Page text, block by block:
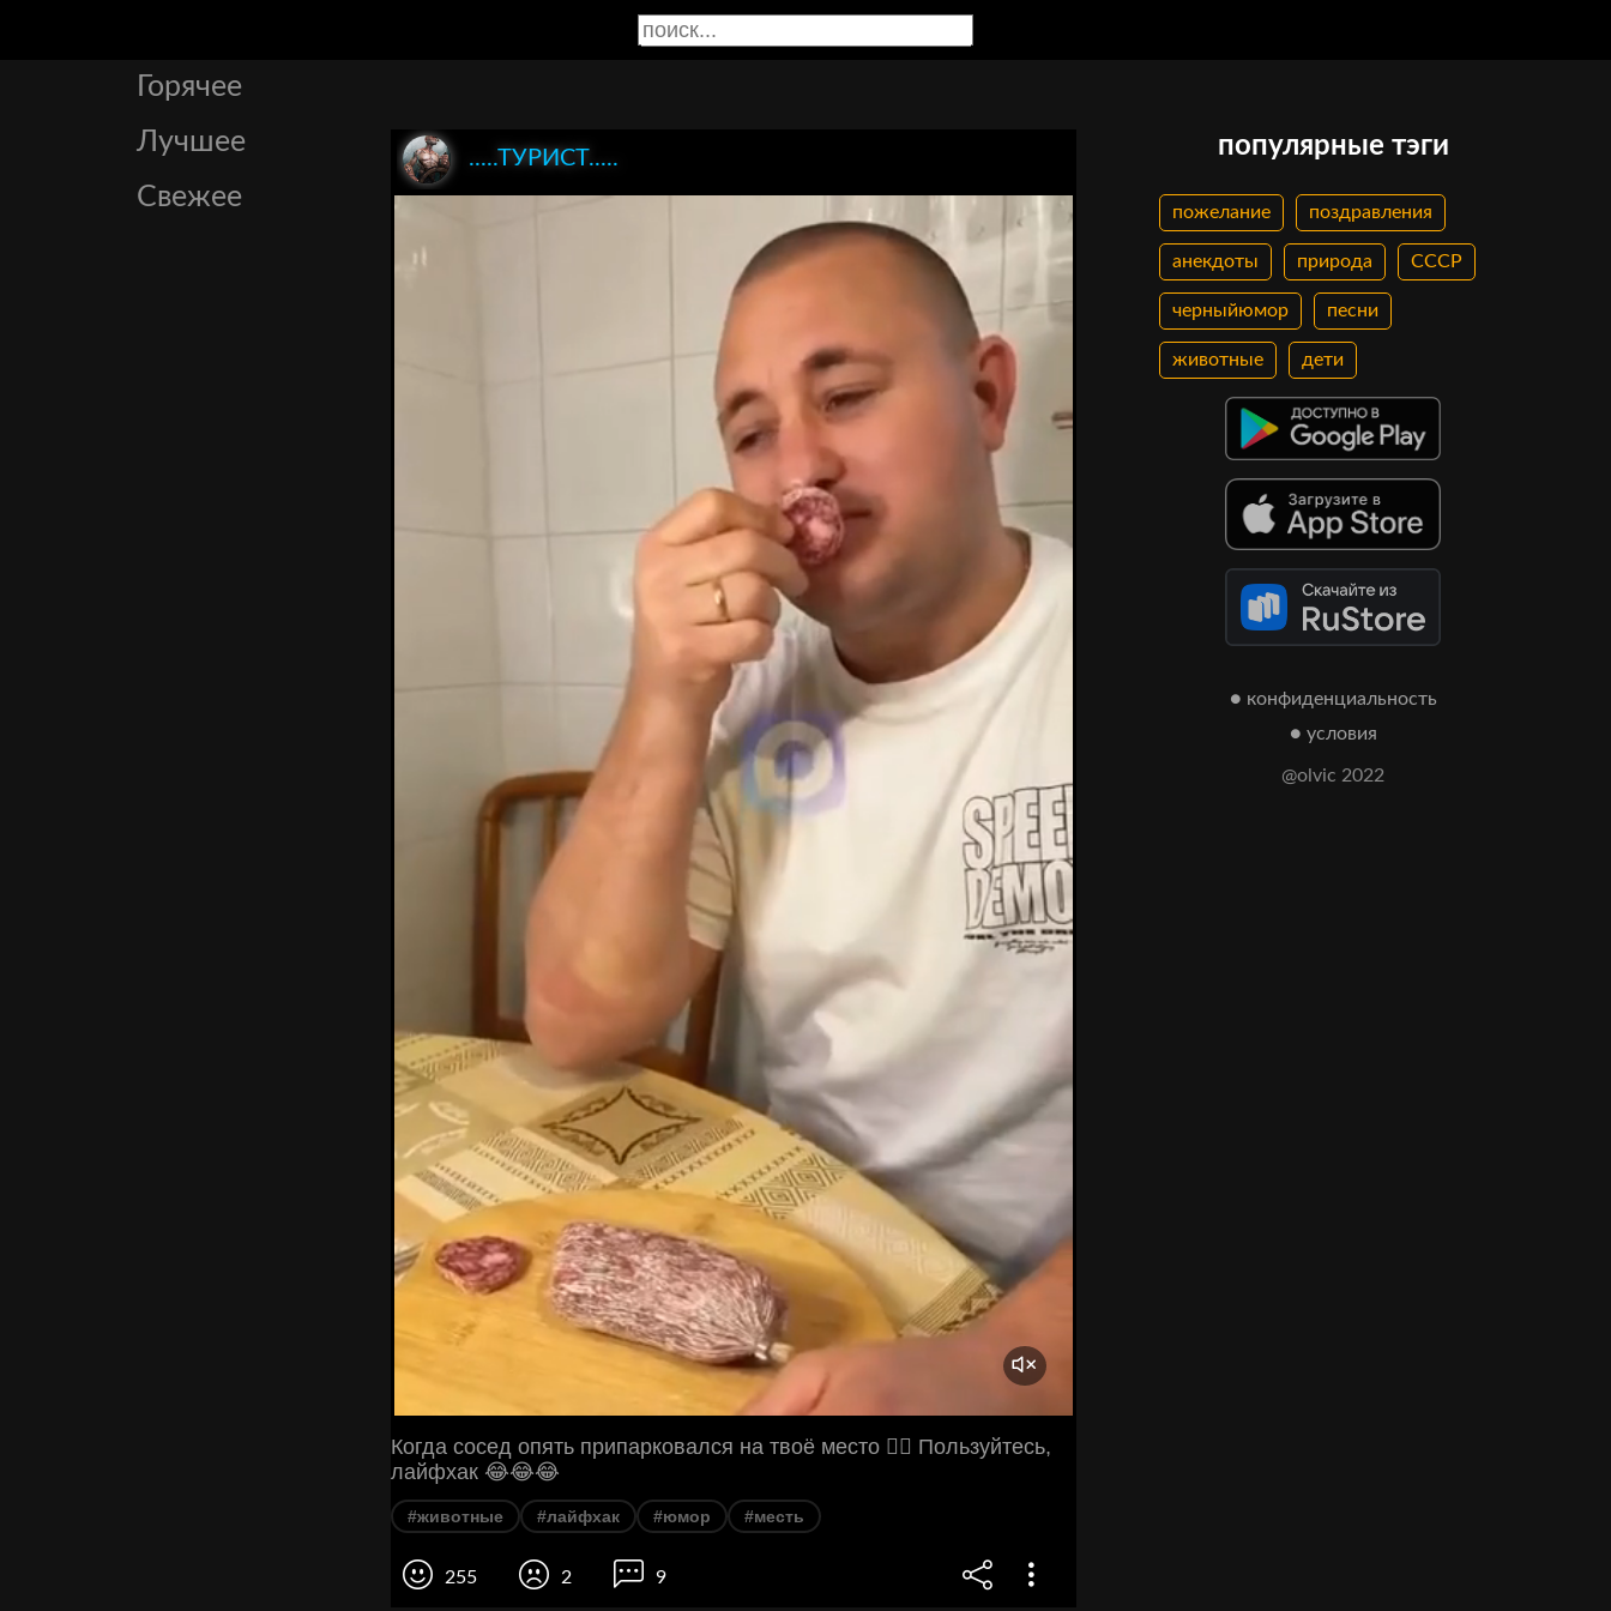
Горячее
Лучшее
Свежее
.....ТУРИСТ.....
Когда сосед опять припарковался на твоё место 🤦‍♂️ Пользуйтесь,
лайфхак 😂😂😂
#животные #лайфхак #юмор #месть
255 2 9
популярные тэги
пожелание поздравления
анекдоты природа СССР
черныйюмор песни
животные дети
● конфиденциальность
● условия
@olvic 2022